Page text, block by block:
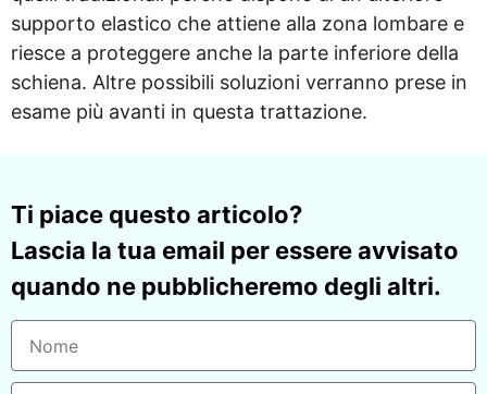
supporto elastico che attiene alla zona lombare e
riesce a proteggere anche la parte inferiore della
schiena. Altre possibili soluzioni verranno prese in
esame più avanti in questa trattazione.
Ti piace questo articolo?
Lascia la tua email per essere avvisato
quando ne pubblicheremo degli altri.